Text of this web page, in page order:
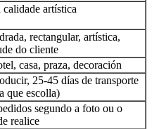
artística
rectangular, artística,
do cliente
casa, praza, decoración
25-45 días de transporte
que escolla)
segundo a foto ou o
realice